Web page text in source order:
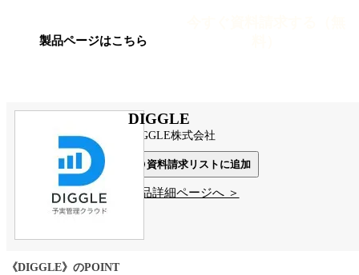
製品ページはこちら
DIGGLE
DIGGLE株式会社
資料請求リストに追加
製品詳細ページへ ＞
《DIGGLE》のPOINT